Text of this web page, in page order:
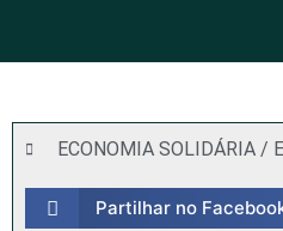
ECONOMIA SOLIDÁRIA /
Partilhar no